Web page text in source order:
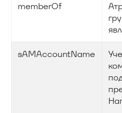
memberOf
sAMAccountName